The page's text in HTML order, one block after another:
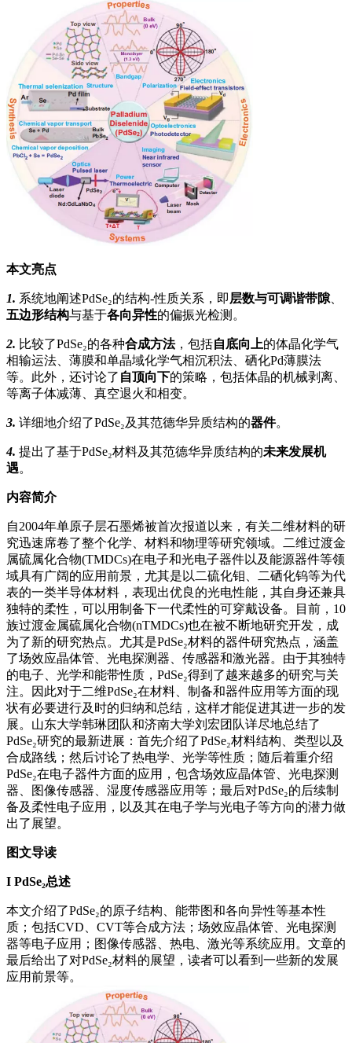
本文亮点
1. 系统地阐述PdSe₂的结构-性质关系，即 层数与可调谐带隙、
五边形结构与基于各向异性的偏振光检测。
2. 比较了PdSe₂的各种合成方法，包括自底向上的体晶化学气
相输运法、薄膜和单晶域化学气相沉积法、硒化Pd薄膜法
等。此外，还讨论了 自顶向下的策略，包括体晶的机械剥离、
等离子体减薄、真空退火和相变。
3. 详细地介绍了PdSe₂及其范德华异质结构的器件。
4. 提出了基于PdSe₂材料及其范德华异质结构的未来发展机
遇。
内容简介
自2004年单原子层石墨烯被首次报道以来，有关二维材料的研
究迅速席卷了整个化学、材料和物理等研究领域。二维过渡金
属硫属化合物(TMDCs)在电子和光电子器件以及能源器件等领
域具有广阔的应用前景，尤其是以二硫化钼、二硒化钨等为代
表的一类半导体材料，表现出优良的光电性能，其自身还兼具
独特的柔性，可以用制备下一代柔性的可穿戴设备。目前，10
族过渡金属硫属化合物(nTMDCs)也在被不断地研究开发，成
为了新的研究热点。尤其是PdSe₂材料的器件研究热点，涵盖
了场效应晶体管、光电探测器、传感器和激光器。由于其独特
的电子、光学和能带性质，PdSe₂得到了越来越多的研究与关
注。因此对于二维PdSe₂在材料、制备和器件应用等方面的现
状有必要进行及时的归纳和总结，这样才能促进其进一步的发
展。山东大学韩琳团队和济南大学刘宏团队详尽地总结了
PdSe₂研究的最新进展：首先介绍了PdSe₂材料结构、类型以及
合成路线；然后讨论了热电学、光学等性质；随后着重介绍
PdSe₂在电子器件方面的应用，包含场效应晶体管、光电探测
器、图像传感器、湿度传感器应用等；最后对PdSe₂的后续制
备及柔性电子应用，以及其在电子学与光电子等方向的潜力做
出了展望。
图文导读
I PdSe₂总述
本文介绍了PdSe₂的原子结构、能带图和各向异性等基本性
质；包括CVD、CVT等合成方法；场效应晶体管、光电探测
器等电子应用；图像传感器、热电、激光等系统应用。文章的
最后给出了对PdSe₂材料的展望，读者可以看到一些新的发展
应用前景等。